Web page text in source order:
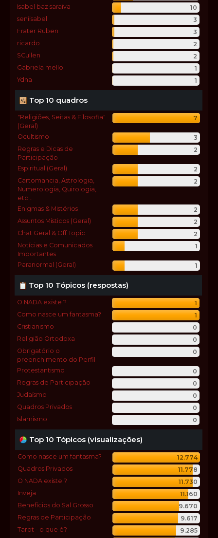
Isabel baz saraiva
10
seniisabel
3
Frater Ruben
3
ricardo
2
SCullen
2
Gabriela mello
1
Ydna
1
Top 10 quadros
"Religiões, Seitas & Filosofia"
(Geral)
7
Ocultismo
3
Regras e Dicas de
Participação
2
Espiritual (Geral)
2
Cartomancia, Astrologia,
Numerologia, Quirologia,
etc...
2
Enigmas & Mistérios
2
Assuntos Místicos (Geral)
2
Chat Geral & Off Topic
2
Notícias e Comunicados
Importantes
1
Paranormal (Geral) 1
Top 10 Tópicos (respostas)
O NADA existe ?
1
Como nasce um fantasma?
1
Cristianismo
0
Religião Ortodoxa
0
Obrigatório o
preenchimento do Perfil
0
Protestantismo
0
Regras de Participação
0
Judaísmo
0
Quadros Privados
0
Islamismo
0
Top 10 Tópicos (visualizações)
Como nasce um fantasma?
12.774
Quadros Privados
11.778
O NADA existe ?
11.730
Inveja
11.160
Benefícios do Sal Grosso
9.670
Regras de Participação
9.617
Tarot - o que é?
9.285